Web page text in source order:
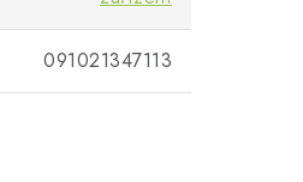
091021347113